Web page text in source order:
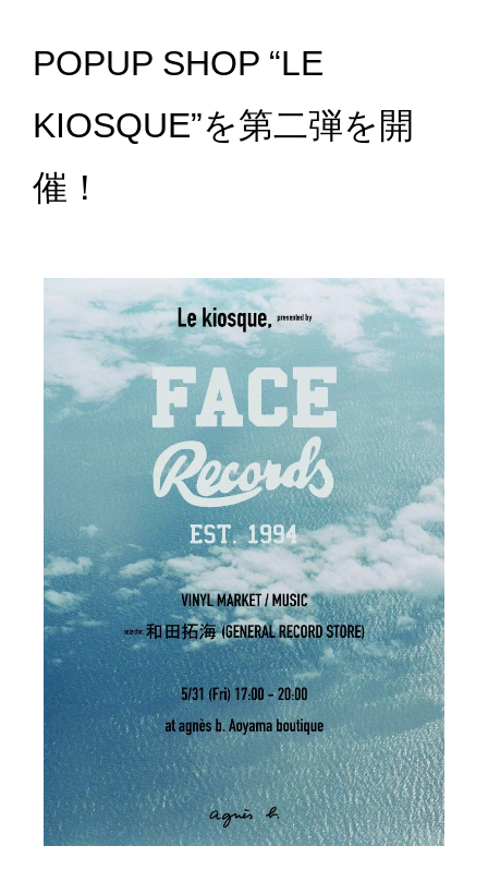
POPUP SHOP “LE
KIOSQUE”を第二弾を開
催！